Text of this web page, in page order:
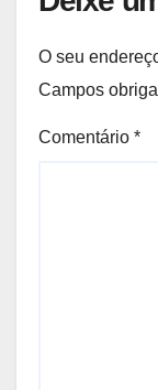
O seu
Campos
Comentário *